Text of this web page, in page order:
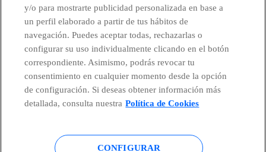
Canal de Denuncias
Centro Global Transparencia
Política de cookies Aviso legal
y/o para mostrarte publicidad personalizada en base a
un perfil elaborado a partir de tus hábitos de
navegación. Puedes aceptar todas, rechazarlas o
configurar su uso individualmente clicando en el botón
correspondiente. Asimismo, podrás revocar tu
consentimiento en cualquier momento desde la opción
de configuración. Si deseas obtener información más
detallada, consulta nuestra Política de Cookies
CONFIGURAR